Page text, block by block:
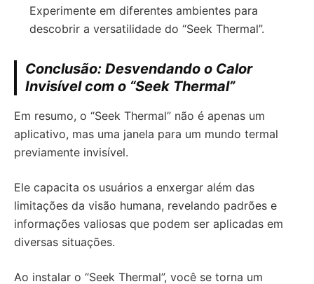
Experimente em diferentes ambientes para
descobrir a versatilidade do “Seek Thermal”.
Conclusão: Desvendando o Calor
Invisível com o “Seek Thermal”
Em resumo, o “Seek Thermal” não é apenas um
aplicativo, mas uma janela para um mundo termal
previamente invisível.
Ele capacita os usuários a enxergar além das
limitações da visão humana, revelando padrões e
informações valiosas que podem ser aplicadas em
diversas situações.
Ao instalar o “Seek Thermal”, você se torna um